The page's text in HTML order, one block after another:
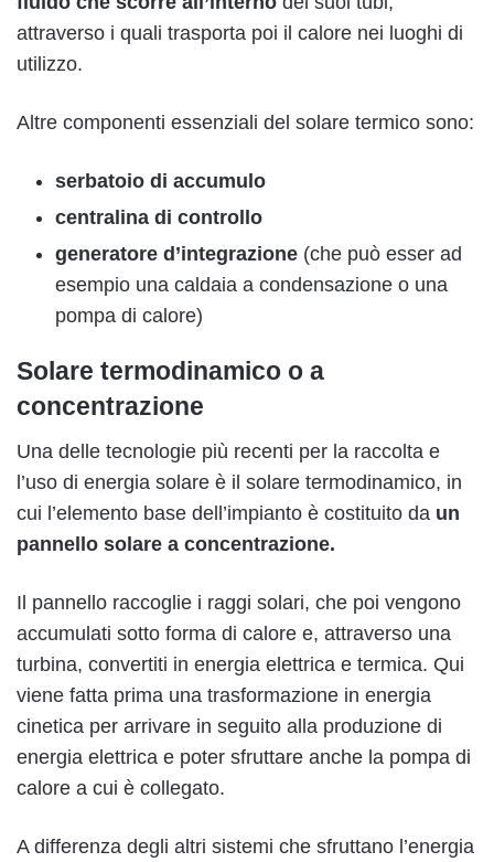
attraverso i quali trasporta poi il calore nei luoghi di
utilizzo.
Altre componenti essenziali del solare termico sono:
serbatoio di accumulo
centralina di controllo
generatore d’integrazione (che può esser ad
esempio una caldaia a condensazione o una
pompa di calore)
Solare termodinamico o a
concentrazione
Una delle tecnologie più recenti per la raccolta e
l’uso di energia solare è il solare termodinamico, in
cui l’elemento base dell’impianto è costituito da un
pannello solare a concentrazione.
Il pannello raccoglie i raggi solari, che poi vengono
accumulati sotto forma di calore e, attraverso una
turbina, convertiti in energia elettrica e termica. Qui
viene fatta prima una trasformazione in energia
cinetica per arrivare in seguito alla produzione di
energia elettrica e poter sfruttare anche la pompa di
calore a cui è collegato.
A differenza degli altri sistemi che sfruttano l’energia